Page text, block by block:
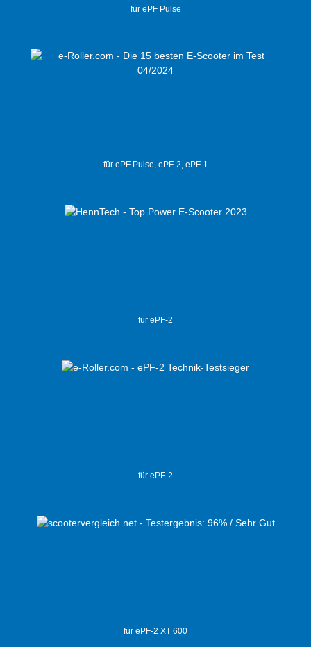
für ePF Pulse
für ePF Pulse, ePF-2, ePF-1
für ePF-2
für ePF-2
für ePF-2 XT 600